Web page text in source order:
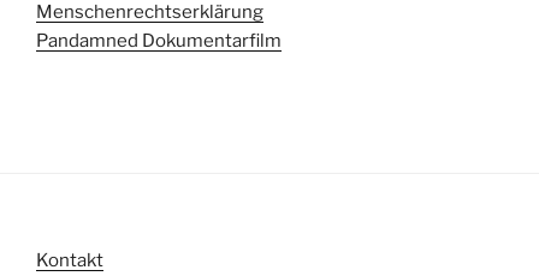
Menschenrechtserklärung
Pandamned Dokumentarfilm
Kontakt